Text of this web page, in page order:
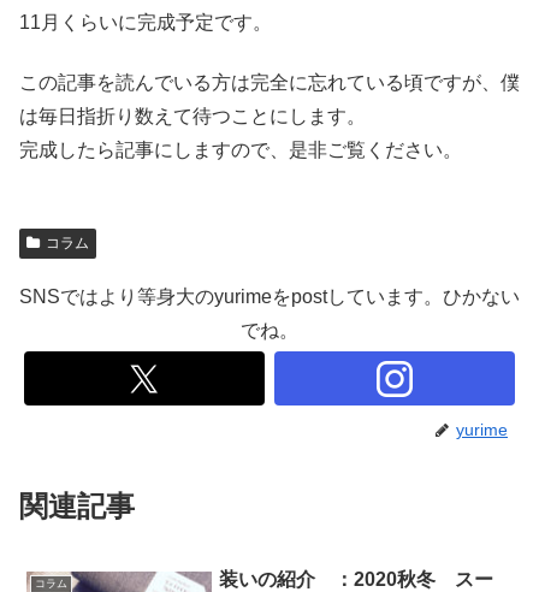
11月くらいに完成予定です。
この記事を読んでいる方は完全に忘れている頃ですが、僕
は毎日指折り数えて待つことにします。
完成したら記事にしますので、是非ご覧ください。
コラム
SNSではより等身大のyurimeをpostしています。ひかない
でね。
yurime
関連記事
コラム
装いの紹介 ：2020秋冬 スー